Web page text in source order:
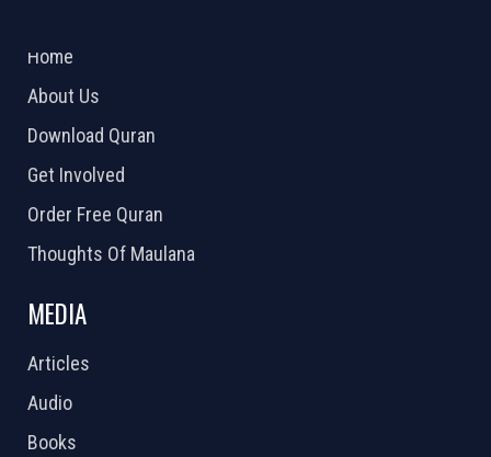
Home
About Us
Download Quran
Get Involved
Order Free Quran
Thoughts Of Maulana
MEDIA
Articles
Audio
Books